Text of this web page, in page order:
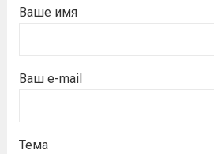
Ваше имя
Ваш e-mail
Тема